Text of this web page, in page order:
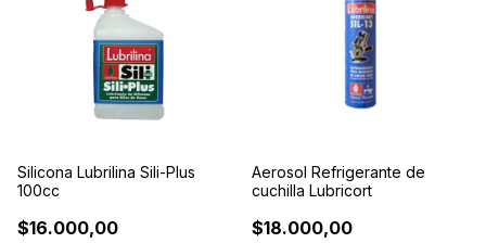
Silicona Lubrilina Sili-Plus
100cc
$16.000,00
Aerosol Refrigerante de
cuchilla Lubricort
$18.000,00